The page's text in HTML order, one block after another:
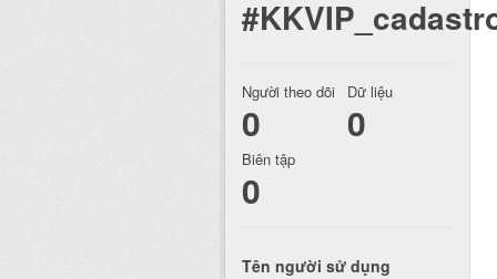
Người theo dõi
0
Dữ liệu
0
Biên tập
0
Tên người sử dụng